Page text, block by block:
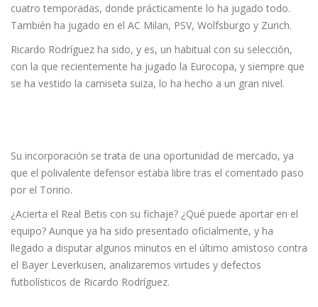
cuatro temporadas, donde prácticamente lo ha jugado todo.
También ha jugado en el AC Milan, PSV, Wolfsburgo y Zurich.
Ricardo Rodríguez ha sido, y es, un habitual con su selección,
con la que recientemente ha jugado la Eurocopa, y siempre que
se ha vestido la camiseta suiza, lo ha hecho a un gran nivel.
Su incorporación se trata de una oportunidad de mercado, ya
que el polivalente defensor estaba libre tras el comentado paso
por el Torino.
¿Acierta el Real Betis con su fichaje? ¿Qué puede aportar en el
equipo? Aunque ya ha sido presentado oficialmente, y ha
llegado a disputar algunos minutos en el último amistoso contra
el Bayer Leverkusen, analizaremos virtudes y defectos
futbolísticos de Ricardo Rodríguez.